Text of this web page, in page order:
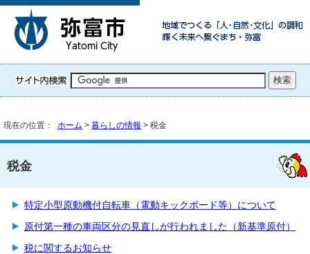
現在の位置： ホーム > 暮らしの情報 > 税金
税金
特定小型原動機付自転車（電動キックボード等）について
原付第一種の車両区分の見直しが行われました（新基準原付）
税に関するお知らせ